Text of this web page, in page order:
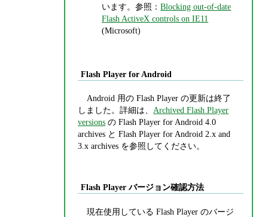
います。参照：Blocking out-of-date
Flash ActiveX controls on IE11
(Microsoft)
Flash Player for Android
Android 用の Flash Player の更新は終了
しました。詳細は、 Archived Flash Player
versions の Flash Player for Android 4.0
archives と Flash Player for Android 2.x and
3.x archives を参照してください。
Flash Player バージョン確認方法
現在使用している Flash Player のバージ